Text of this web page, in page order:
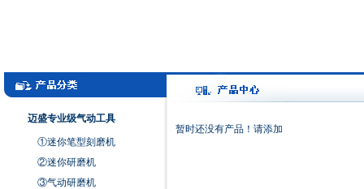
迈盛专业级气动工具
①迷你笔型刻磨机
②迷你研磨机
③气动研磨机
暂时还没有产品！请添加